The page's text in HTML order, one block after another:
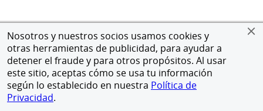
Nosotros y nuestros socios usamos cookies y
otras herramientas de publicidad, para ayudar a
detener el fraude y para otros propósitos. Al usar
este sitio, aceptas cómo se usa tu información
según lo establecido en nuestra Política de
Privacidad.